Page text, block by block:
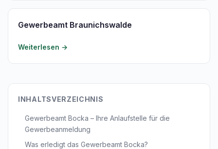
Gewerbeamt Braunichswalde
Weiterlesen →
INHALTSVERZEICHNIS
Gewerbeamt Bocka – Ihre Anlaufstelle für die
Gewerbeanmeldung
Was erledigt das Gewerbeamt Bocka?